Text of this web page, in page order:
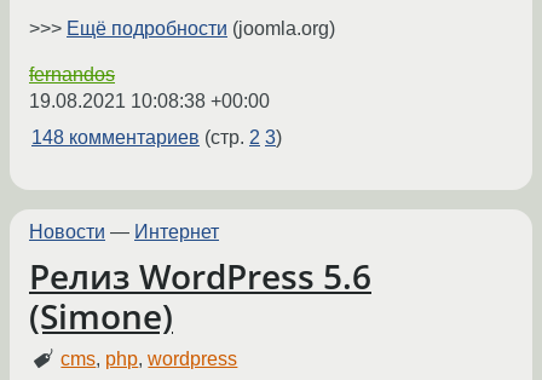
>>> Ещё подробности (joomla.org)
fernandos
19.08.2021 10:08:38 +00:00
148 комментариев (стр. 2 3)
Новости — Интернет
Релиз WordPress 5.6
(Simone)
cms, php,wordpress